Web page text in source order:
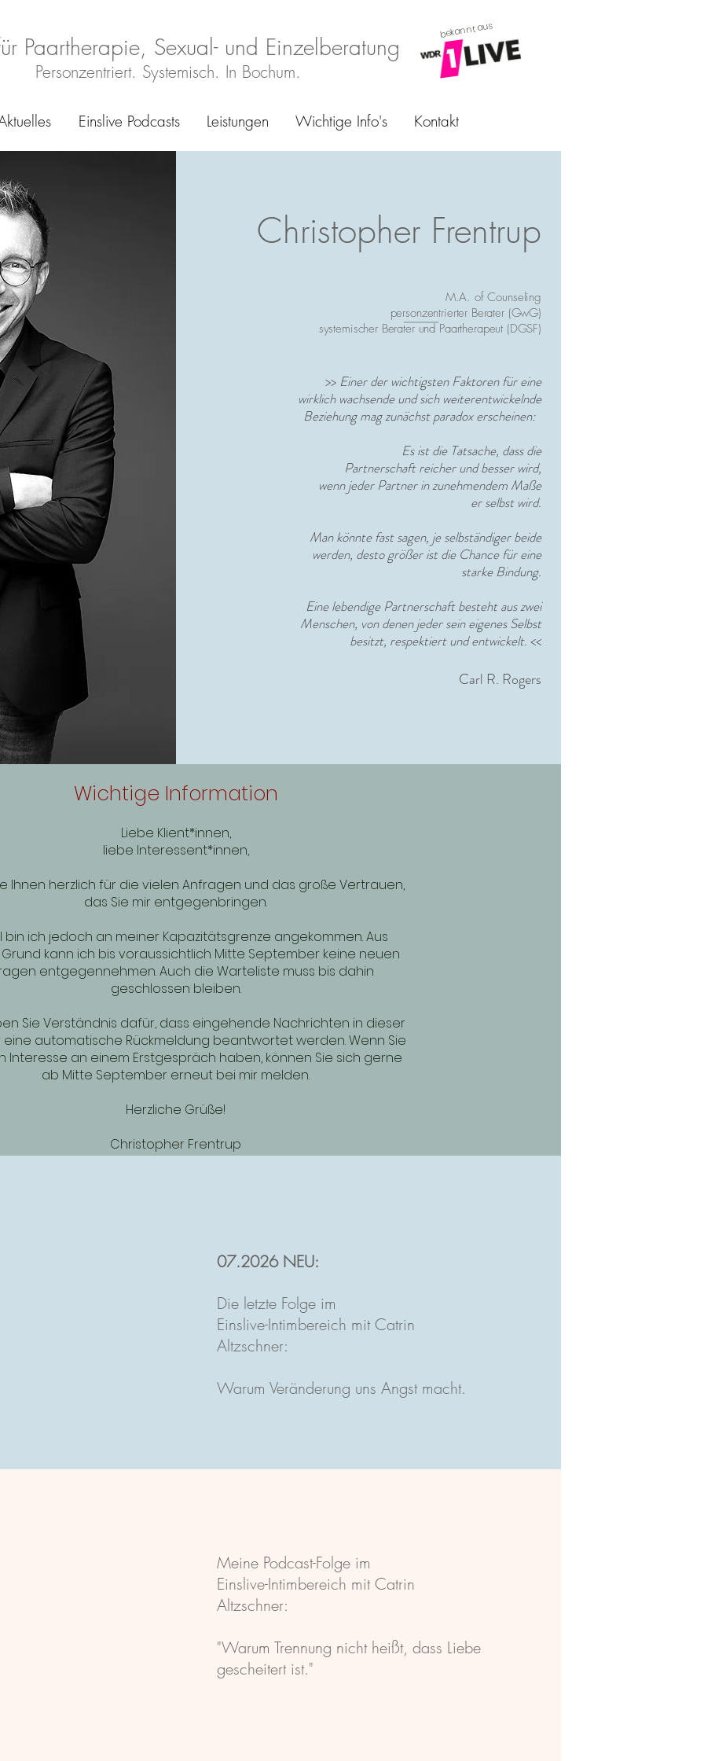
Paartherapie, Sexual- und Einzelberatung
Personzentriert. Systemisch. In Bochum.
bekannt aus
Einslive Podcasts Leistungen Wichtige Info's Kontakt
Christopher Frentrup
M.A. of Counseling
personzentrierter Berater (GwG)
systemischer Berater und Paartherapeut (DGSF)
>> Einer der wichtigsten Faktoren für eine
wirklich wachsende und sich weiterentwickelnde
Beziehung mag zunächst paradox erscheinen:
Es ist die Tatsache, dass die
Partnerschaftreicherund besser wird,
wenn jeder Partner in zunehmendem Maße
er selbst wird.
Man könnte fast sagen, je selbständiger beide
werden, desto größer ist die Chance für eine
starke Bindung.
Eine lebendige Partnerschaft besteht aus zwei
Menschen, von denen jeder sein eigenes Selbst
besitzt, respektiert und entwickelt. <<
Carl R. Rogers
Wichtige Information
Liebe Klient*innen,
liebe Interessent*innen,
Ihnen herzlich für die vielen Anfragen und das große Vertrauen,
das Sie mir entgegenbringen.
bin ich jedoch an meiner Kapazitätsgrenze angekommen. Aus
kann ich bis voraussichtlich Mitte September keine neuen
entgegennehmen. Auch die Warteliste muss bis dahin
geschlossen bleiben.
Sie Verständnis dafür, dass eingehende Nachrichten in dieser
eine automatische Rückmeldung beantwortet werden. Wenn Sie
Interesse an einem Erstgespräch haben, können Sie sich gerne
ab Mitte September erneut bei mir melden.
Herzliche Grüße!
Christopher Frentrup
Meine Podcast-Folge im
Einslive-Intimbereich mit Catrin
Altzschner:
"Warum Trennung nicht heißt, dass Liebe
gescheitert ist."
07.2026 NEU:
Die letzte Folge im
Einslive-Intimbereich mit Catrin
Altzschner:
Warum Veränderung uns Angst macht.